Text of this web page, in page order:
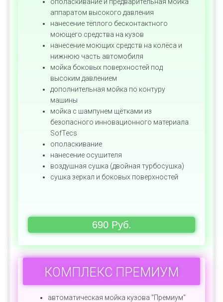
аппаратом высокого давления
нанесение тёплого бесконтактного
моющего средства на кузов
нанесение моющих средств на колёса и
нижнюю часть автомобиля
мойка боковых поверхностей под
высоким давлением
дополнительная мойка по контуру
машины
мойка с шампунем щётками из
безопасного инновационного материала
SofTecs
ополаскивание
нанесение осушителя
воздушная сушка (двойная турбосушка)
сушка зеркал и боковых поверхностей
690 Руб.
КОМПЛЕКС ПРЕМИУМ
автоматическая мойка кузова "Премиум"